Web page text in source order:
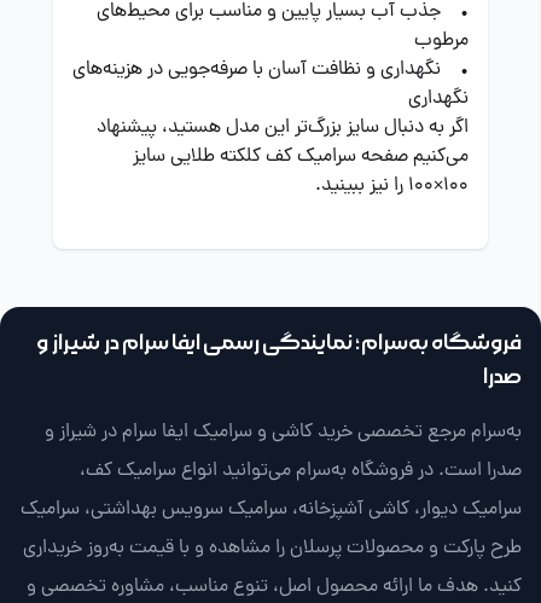
• جذب آب بسیار پایین و مناسب برای محیط‌های
مرطوب
• نگهداری و نظافت آسان با صرفه‌جویی در هزینه‌های
نگهداری
اگر به دنبال سایز بزرگ‌تر این مدل هستید، پیشنهاد
می‌کنیم صفحهسرامیک کف کلکته طلایی سایز
100×100
را نیز ببینید.
فروشگاه به‌سرام؛ نمایندگی رسمی ایفا سرام در شیراز و
صدرا
به‌سرام مرجع تخصصی خرید کاشی و سرامیک ایفا سرام در شیراز و
صدرا است. در فروشگاه به‌سرام می‌توانید انواع سرامیک کف،
سرامیک دیوار، کاشی آشپزخانه، سرامیک سرویس بهداشتی، سرامیک
طرح پارکت و محصولات پرسلان را مشاهده و با قیمت به‌روز خریداری
کنید. هدف ما ارائه محصول اصل، تنوع مناسب، مشاوره تخصصی و